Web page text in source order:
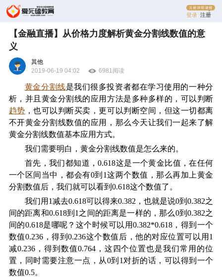
登录 注册
【金融直播】从价格力度解析黄金分割线数值的意
义
其他
2019-06-19 04:02
6981阅读
黄金分割线是我们很多投资者都在学习使用的一种分
析，并且黄金分割线的应用方法是多种多样的，可以判断
趋势 ，也可以判断买卖，更可以判断空间，但这一切都离
不开黄金分割线数值的应用，那么今天让我们一起来了解
黄金分割线数值基本应用方式。
我们需要明白，黄金分割线数值是怎么来的。
首先，我们都知道，0.618这是一个黄金比值，在任何
一个区间当中，都会有0到1这两个数值，那么再加上黄金
分割数值后，我们就可以看到0.618这个数值了。
我们用 1减去0.618可以得来0.382，也就是说0到0.382之
间的距离和0.618到1之间的距离是一样的，那么0到0.382之
间的0.618是哪呢？这个时候可以用0.382*0.618，得到一个
数值0.236，得到0.236这个数值后，他的对应位置可以用1
减0.236，得到数值0.764，这四个位置也是我们常用的位
置，同时需要注意一点，从0到1对折的话，可以得到一个
数值0.5。